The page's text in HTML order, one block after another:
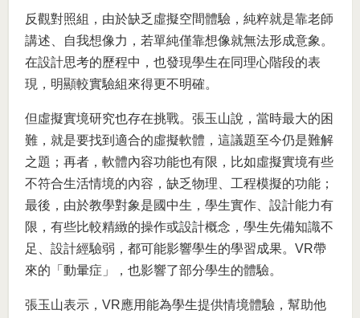
反觀對照組，由於缺乏虛擬空間體驗，純粹就是靠老師
講述、自我想像力，若單純僅靠想像就無法形成意象。
在設計思考的歷程中，也發現學生在同理心階段的表
現，明顯較實驗組來得更不明確。
但虛擬實境研究也存在挑戰。張玉山說，當時最大的困
難，就是要找到適合的虛擬軟體，這議題至今仍是難解
之題；再者，軟體內容功能也有限，比如虛擬實境有些
不符合生活情境的內容，缺乏物理、工程模擬的功能；
最後，由於教學對象是國中生，學生實作、設計能力有
限，有些比較精緻的操作或設計概念，學生先備知識不
足、設計經驗弱，都可能影響學生的學習成果。VR帶
來的「動暈症」，也影響了部分學生的體驗。
張玉山表示，VR應用能為學生提供情境體驗，幫助他